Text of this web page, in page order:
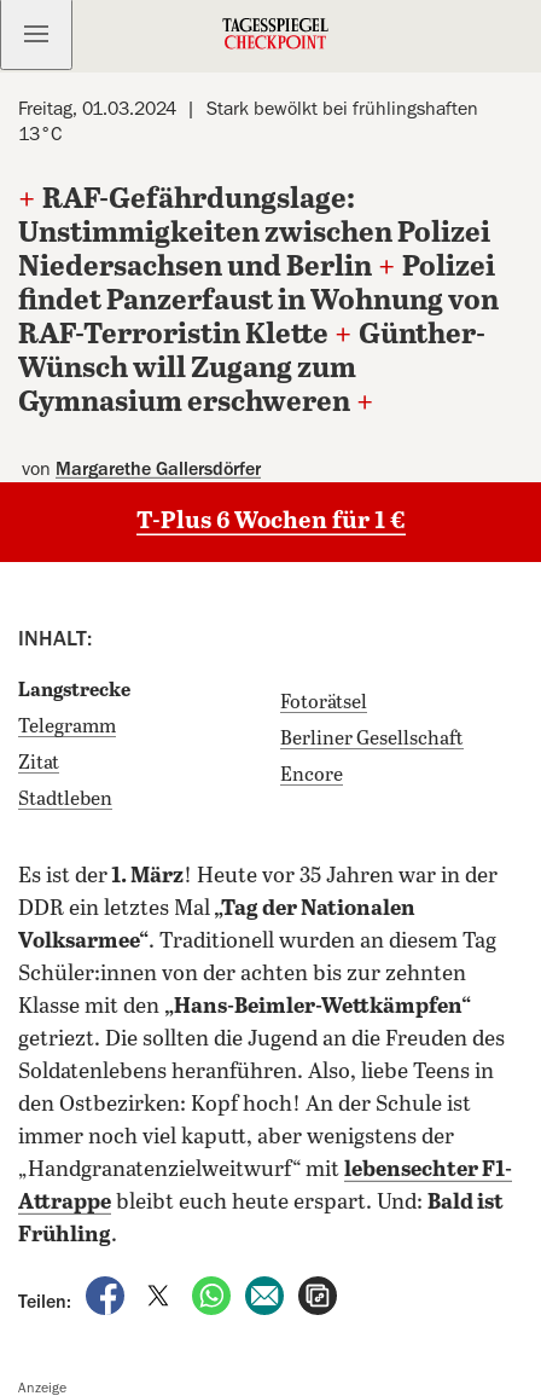
Kostenlos anmelden
Freitag, 01.03.2024
Stark bewölkt bei frühlingshaften
13°C
+ RAF-Gefährdungslage:
Unstimmigkeiten zwischen Polizei
Niedersachsen und Berlin + Polizei
findet Panzerfaust in Wohnung von
RAF-Terroristin Klette + Günther-
Wünsch will Zugang zum
Gymnasium erschweren +
von Margarethe Gallersdörfer
T-Plus 6 Wochen für 1 €
INHALT:
Langstrecke
Telegramm
Zitat
Stadtleben
Fotorätsel
Berliner Gesellschaft
Encore
es ist der1. März! Heute vor 35 Jahren war in der
DDR ein letztes Mal „Tag der Nationalen
Volksarmee“. Traditionell wurden an diesem Tag
Schüler:innen von der achten bis zur zehnten
Klasse mit den „Hans-Beimler-Wettkämpfen“
getriezt. Die sollten die Jugend an die Freuden des
Soldatenlebens heranführen. Also, liebe Teens in
den Ostbezirken: Kopf hoch! An der Schule ist
immer noch viel kaputt, aber wenigstens der
„Handgranatenzielweitwurf“ mit lebensechter F1-
Attrappe bleibt euch heute erspart. Und: Bald ist
Frühling.
Teilen:
auf Facebook teilen
auf X teilenper WhatsApp teilen
per E-Mail teilen
Anzeige